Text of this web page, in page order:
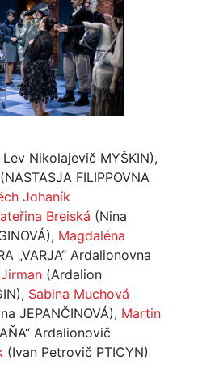
Lev Nikolajevič MYŠKIN),
(NASTASJA FILIPPOVNA
Johaník
Breiská (Nina
Magdaléna
„VARJA“ Ardalionovna
(Ardalion
Sabina Muchová
JEPANČINOVÁ), Martin
Ardalionovič
(Ivan Petrovič PTICYN)